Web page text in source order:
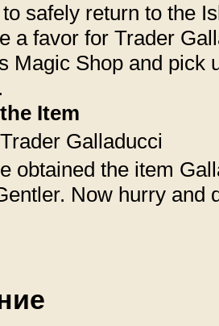
safely return to the
a favor for Trader
Magic Shop and pick
Item
Galladucci
obtained the item
Now hurry and